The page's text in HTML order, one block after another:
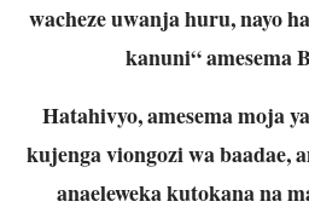
wacheze uwanja huru, nayo
kanuni“ amesema
Hatahivyo, amesema moja
kujenga viongozi wa baadae,
anaeleweka kutokana na